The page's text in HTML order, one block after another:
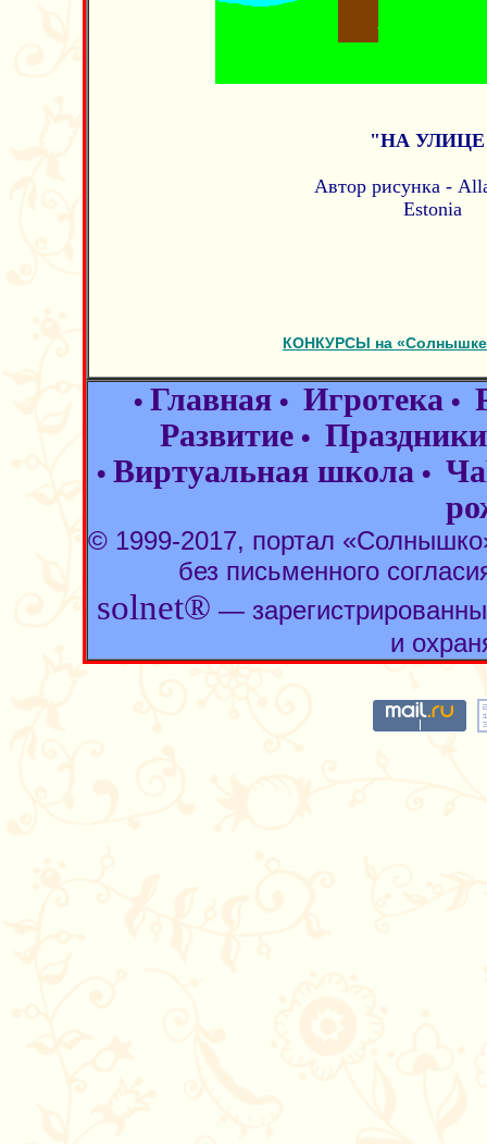
"НА
Автор рисунка -
Estonia
КОНКУРСЫ на
• Главная • Игротека •
Развитие• Праздники
• Виртуальная школа •
© 1999-2017, портал
без письменного
solnet® —
и